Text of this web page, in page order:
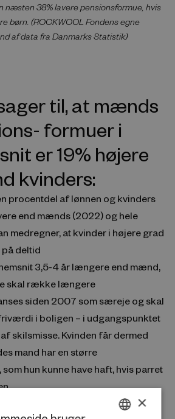
næsten 38% lavere pensionsformue, hvis
børn. (ROCKWOOL Fondens egne
af data fra Danmarks Statistik)
til, at mænds
formuer i
er 19% højere
kvinders:
procentdel af lønnen og kvinders
end mænds (2022) og hele
medregner, at kvinder i højere grad
deltid
3,5-4 år længere end mænd,
skal række længere
siden 2007 som særeje og skal
i boligen – i udgangspunktet
skilsmisse. Kvinden får dermed
mand har en større
hun kunne have haft, hvis parret
er ansat i det offentlige.
×